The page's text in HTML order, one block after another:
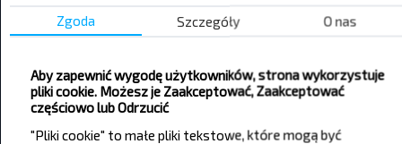
podróżować
taniej?
Nie przegap promocji, zniżek i innych ciekawych
ofert od serwisu INFOBUS. Zapisz się do
newslettera i podróżuj z nami jeszcze taniej!
Zgoda Szczegóły O nas
Aby zapewnić wygodę użytkowników, strona wykorzystuje
pliki cookie. Możesz je Zaakceptować, Zaakceptować
częściowo lub Odrzucić
"Pliki cookie" to małe pliki tekstowe, które mogą być